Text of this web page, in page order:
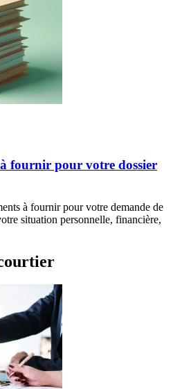
fournir pour votre dossier
à fournir pour votre demande de
situation personnelle, financière,